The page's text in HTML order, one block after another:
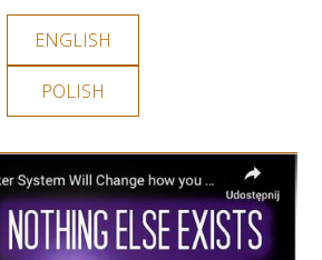
ENGLISH
POLISH